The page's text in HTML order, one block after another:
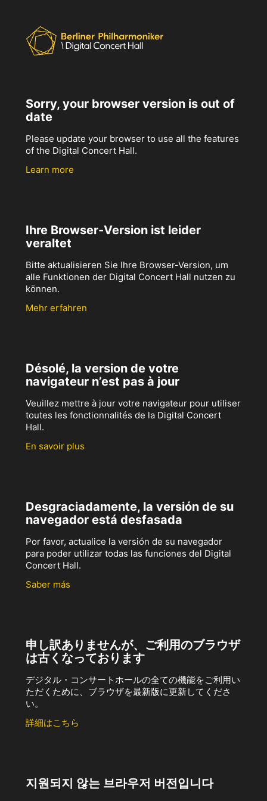
Sorry, your browser version is out of
date
Please update your browser to use all the features
of the Digital Concert Hall.
Learn more
Ihre Browser-Version ist leider
veraltet
Bitte aktualisieren Sie Ihre Browser-Version, um
alle Funktionen der Digital Concert Hall nutzen zu
können.
Mehr erfahren
Désolé, la version de votre
navigateur n’est pas à jour
Veuillez mettre à jour votre navigateur pour utiliser
toutes les fonctionnalités de la Digital Concert
Hall.
En savoir plus
Desgraciadamente, la versión de su
navegador está desfasada
Por favor, actualice la versión de su navegador
para poder utilizar todas las funciones del Digital
Concert Hall.
Saber más
申し訳ありませんが、ご利用のブラウザ
は古くなっております
デジタル・コンサートホールの全ての機能をご利用い
ただくために、ブラウザを最新版に更新してくださ
い。
詳細はこちら
지원되지 않는 브라우저 버전입니다